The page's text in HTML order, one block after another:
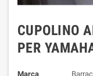
CUPOLINO
PER
Marca